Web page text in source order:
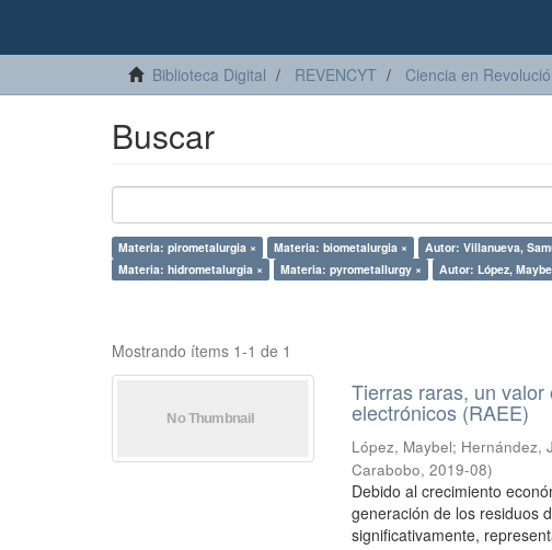
Biblioteca Digital REVENCYT Ciencia en
Buscar
Materia: pirometalurgia × Materia: biometalurgia × Autor: Villanueva,
Materia: hidrometalurgia ×
Materia: pyrometallurgy × Autor: López,
Mostrando ítems 1-1 de 1
Tierras raras, un
electrónicos (RAEE)
López, Maybel; Hernández,
Carabobo,2019-08)
Debido al crecimiento
generación de los residuos
significativamente,